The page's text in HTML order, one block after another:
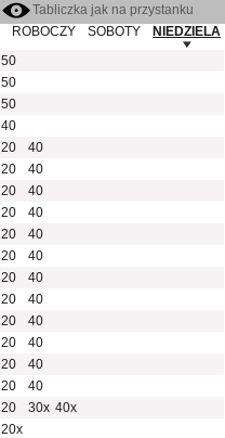
Tabliczka jak na przystanku
ROBOCZY
SOBOTY
NIEDZIELA
50
50
50
40
20
40
20
40
20
40
20
40
20
40
20
40
20
40
20
40
20
40
20
40
20
40
20
40
20 30x 40x
20x